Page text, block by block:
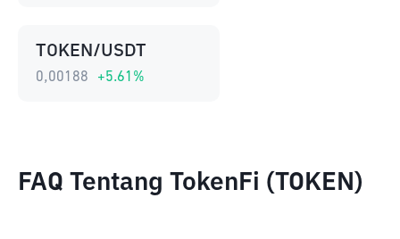
TOKEN/USDT
0,00188 +5.61 %
FAQ Tentang TokenFi (TOKEN)